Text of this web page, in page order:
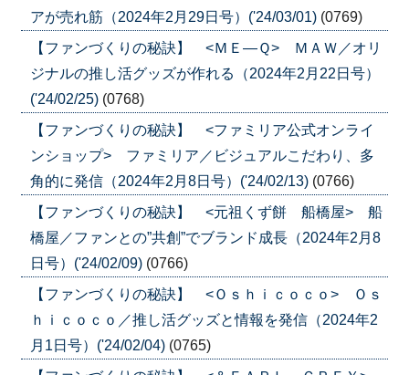
アが売れ筋（2024年2月29日号）('24/03/01) (0769)
【ファンづくりの秘訣】 <ＭＥ―Ｑ> ＭＡＷ／オリ
ジナルの推し活グッズが作れる（2024年2月22日号）
('24/02/25) (0768)
【ファンづくりの秘訣】 <ファミリア公式オンライ
ンショップ> ファミリア／ビジュアルこだわり、多
角的に発信（2024年2月8日号）('24/02/13) (0766)
【ファンづくりの秘訣】 <元祖くず餅 船橋屋> 船
橋屋／ファンとの”共創”でブランド成長（2024年2月8
日号）('24/02/09) (0766)
【ファンづくりの秘訣】 <Ｏｓｈｉｃｏｃｏ> Ｏｓ
ｈｉｃｏｃｏ／推し活グッズと情報を発信（2024年2
月1日号）('24/02/04) (0765)